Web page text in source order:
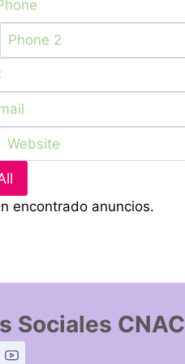
encontrado anuncios.
Sociales CNAC